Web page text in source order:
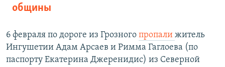
общины
6 февраля по дороге из Грозного пропали житель
Ингушетии Адам Арсаев и Римма Гаглоева (по
паспорту Екатерина Джеренидис) из Северной